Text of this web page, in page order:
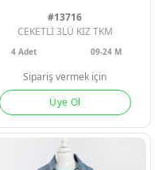
Geri Bildirim
İletişim
Destek &
Şifremi
PEMBE
#13716
CEKETLİ 3LÜ KIZ TKM
4 Adet 09-24 M
Sipariş vermek için
Üye Ol